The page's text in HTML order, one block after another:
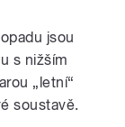
jsou
s nižším
„letní“
soustavě.